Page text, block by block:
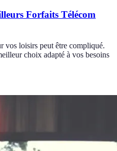
Forfaits Télécom
vos loisirs peut être compliqué.
choix adapté à vos besoins